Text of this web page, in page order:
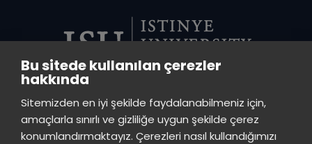
Bu sitede kullanılan çerezler
hakkında
Sitemizden en iyi şekilde faydalanabilmeniz için,
amaçlarla sınırlı ve gizliliğe uygun şekilde çerez
konumlandırmaktayız. Çerezleri nasıl kullandığımızı
Istinye University Vadi Campus - Ayazağa Neighborhood, Azerbaijan
Street (Vadistanbul Block 4A), 34396 Sarıyer / Istanbul